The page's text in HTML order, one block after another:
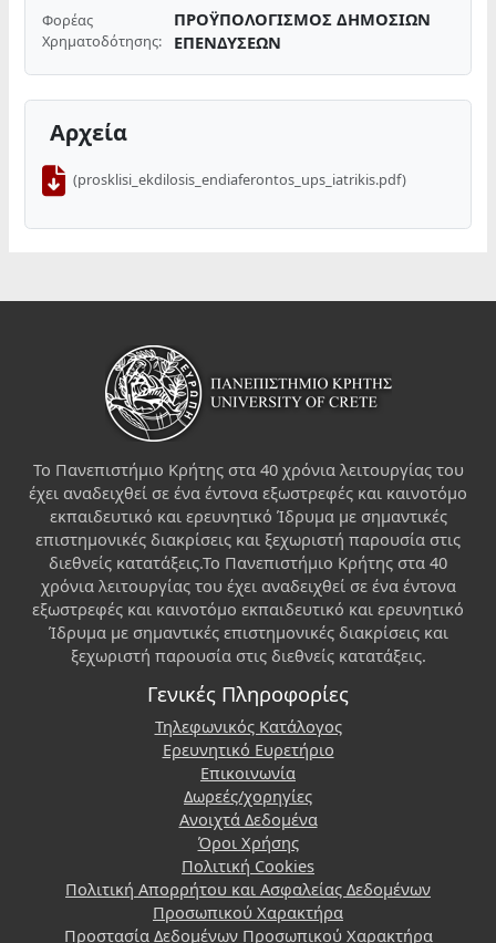
Φορέας
Χρηματοδότησης:
ΠΡΟΫΠΟΛΟΓΙΣΜΟΣ ΔΗΜΟΣΙΩΝ
ΕΠΕΝΔΥΣΕΩΝ
Αρχεία
(prosklisi_ekdilosis_endiaferontos_ups_iatrikis.pdf)
Το Πανεπιστήμιο Κρήτης στα 40 χρόνια λειτουργίας του
έχει αναδειχθεί σε ένα έντονα εξωστρεφές και καινοτόμο
εκπαιδευτικό και ερευνητικό Ίδρυμα με σημαντικές
επιστημονικές διακρίσεις και ξεχωριστή παρουσία στις
διεθνείς κατατάξεις.Το Πανεπιστήμιο Κρήτης στα 40
χρόνια λειτουργίας του έχει αναδειχθεί σε ένα έντονα
εξωστρεφές και καινοτόμο εκπαιδευτικό και ερευνητικό
Ίδρυμα με σημαντικές επιστημονικές διακρίσεις και
ξεχωριστή παρουσία στις διεθνείς κατατάξεις.
Γενικές Πληροφορίες
Τηλεφωνικός Κατάλογος
Ερευνητικό Ευρετήριο
Επικοινωνία
Δωρεές/χορηγίες
Ανοιχτά Δεδομένα
Όροι Χρήσης
Πολιτική Cookies
Πολιτική Απορρήτου και Ασφαλείας Δεδομένων
Προσωπικού Χαρακτήρα
Προστασία Δεδομένων Προσωπικού Χαρακτήρα